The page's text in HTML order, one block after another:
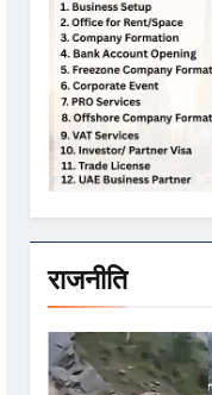
राजनीति